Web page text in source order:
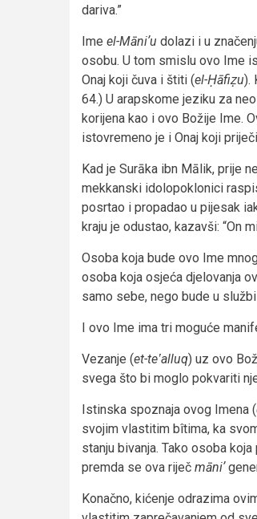
dariva.”
Ime el-Māniʼu dolazi i u
osobu. U tom smislu ovo Ime
Onaj koji čuva i štiti (el-Ḥāfiẓu).
64.) U arapskome jeziku za
korijena kao i ovo Božije Ime.
istovremeno je i Onaj koji
Kad je Surāka ibn Mālik, prije
mekkanski idolopoklonici
posrtao i propadao u pijesak
kraju je odustao, kazavši: “On
Osoba koja bude ovo Ime
osoba koja osjeća djelovanja
samo sebe, nego bude u
I ovo Ime ima tri moguće
Vezanje (et-teʽalluq) uz ovo
svega što bi moglo pokvariti
Istinska spoznaja ovog Imena (
svojim vlastitim bîtima, ka
stanju bivanja. Tako osoba
premda se ova riječ māniʼ
Konačno, kićenje odrazima